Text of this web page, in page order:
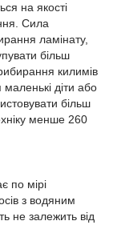
на якості
Сила
ламінату,
більш
килимів
діти або
більш
менше 260
по мірі
з водяним
не залежить від